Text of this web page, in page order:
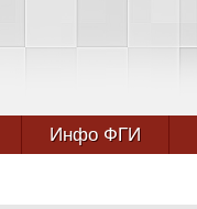
Инфо ФГИ